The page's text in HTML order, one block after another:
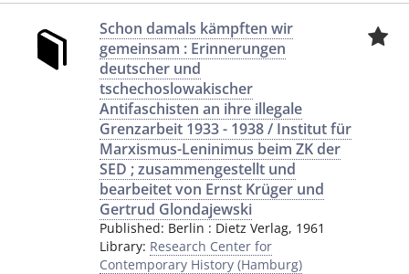
Schon damals kämpften wir
gemeinsam : Erinnerungen
deutscher und
tschechoslowakischer
Antifaschisten an ihre illegale
Grenzarbeit 1933 - 1938 / Institut für
Marxismus-Leninimus beim ZK der
SED ; zusammengestellt und
bearbeitet von Ernst Krüger und
Gertrud Glondajewski
Published: Berlin : Dietz Verlag, 1961
Library: Research Center for
Contemporary History (Hamburg)